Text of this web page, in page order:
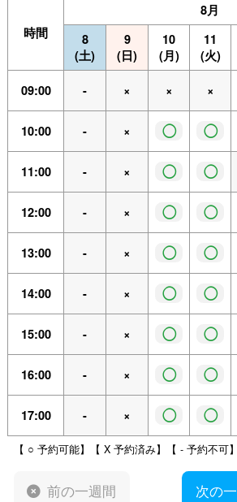
時間
8月
8
(土)
9
(日)
10
(月)
11
(火)
09:00 - × × ×
10:00 - × ◯ ◯
11:00 - × ◯ ◯
12:00 - × ◯ ◯
13:00 - × ◯ ◯
14:00 - × ◯ ◯
15:00 - × ◯ ◯
16:00 - × ◯ ◯
17:00 - × ◯ ◯
【 ○ 予約可能】【 X 予約済み】【 - 予約不可】
前の一週間 次の